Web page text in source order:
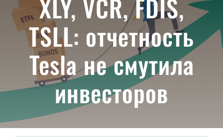
ЧТО ТАКОЕ ETF
ИНВЕСТИЦИИ В ETF
ТЕМАТИЧЕСКИЕ ETF
АКТУАЛЬНЫЕ
XLY, VCR, FDIS,
TSLL: отчетность
Tesla не смутила
инвесторов